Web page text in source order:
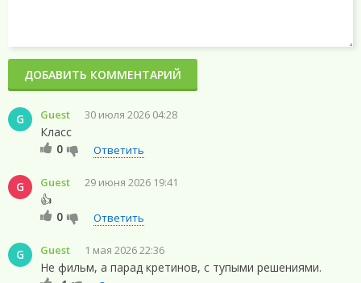
G Guest 30 июля 2026 04:28
Класс
0
Ответить
G Guest 29 июня 2026 19:41
👍
0
Ответить
G Guest 1 мая 2026 22:36
Не фильм, а парад кретинов, с тупыми решениями.
ДОБАВИТЬ КОММЕНТАРИЙ